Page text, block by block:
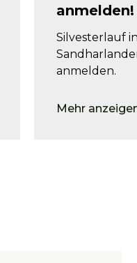
anmelden!
Silvesterlauf
anmelden.
Mehr